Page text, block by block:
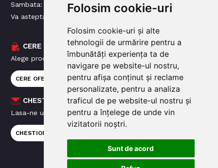
Folosim cookie-uri
Folosim cookie-uri și alte
tehnologii de urmărire pentru a
îmbunătăți experiența ta de
navigare pe website-ul nostru,
pentru afișa conținut și reclame
personalizate, pentru a analiza
traficul de pe website-ul nostru și
pentru a înțelege de unde vin
vizitatorii noștri.
Sunt de acord
Sambata: 09: 00 - 14:00
Va asteptam!
CERE OFERTA
Alege produsele favorite si trimite o cerere de oferta!
CERE OFERTA
CHESTIONAR CLIENTI
Lasa-ne un feedback!
CHESTIONAR FEEDBACK